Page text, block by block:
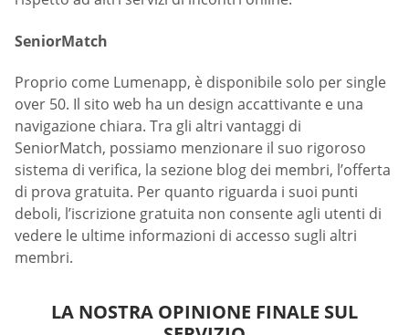
SeniorMatch
Proprio come Lumenapp, è disponibile solo per single
over 50. Il sito web ha un design accattivante e una
navigazione chiara. Tra gli altri vantaggi di
SeniorMatch, possiamo menzionare il suo rigoroso
sistema di verifica, la sezione blog dei membri, l’offerta
di prova gratuita. Per quanto riguarda i suoi punti
deboli, l’iscrizione gratuita non consente agli utenti di
vedere le ultime informazioni di accesso sugli altri
membri.
LA NOSTRA OPINIONE FINALE SUL